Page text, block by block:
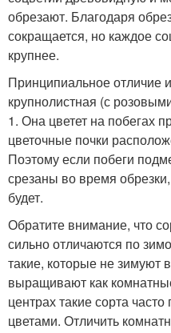
обрезают. Благодаря
сокращается, но каждое
крупнее.
Принципиальное отличие
крупнолистная (с
1. Она цветет на побегах
цветочные почки
Поэтому если побеги
срезаны во время
будет.
Обратите внимание, что
сильно отличаются по
такие, которые не зимуют
выращивают как
центрах такие сорта
цветами. Отличить